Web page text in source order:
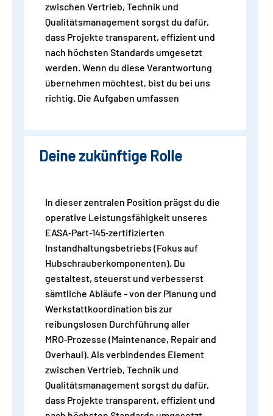
zwischen Vertrieb, Technik und
Qualitätsmanagement sorgst du dafür,
dass Projekte transparent, effizient und
nach höchsten Standards umgesetzt
werden. Wenn du diese Verantwortung
übernehmen möchtest, bist du bei uns
richtig. Die Aufgaben umfassen
Deine zukünftige Rolle
In dieser zentralen Position prägst du die
operative Leistungsfähigkeit unseres
EASA‑Part‑145‑zertifizierten
Instandhaltungsbetriebs (Fokus auf
Hubschrauberkomponenten). Du
gestaltest, steuerst und verbesserst
sämtliche Abläufe - von der Planung und
Werkstattkoordination bis zur
reibungslosen Durchführung aller
MRO‑Prozesse (Maintenance, Repair and
Overhaul). Als verbindendes Element
zwischen Vertrieb, Technik und
Qualitätsmanagement sorgst du dafür,
dass Projekte transparent, effizient und